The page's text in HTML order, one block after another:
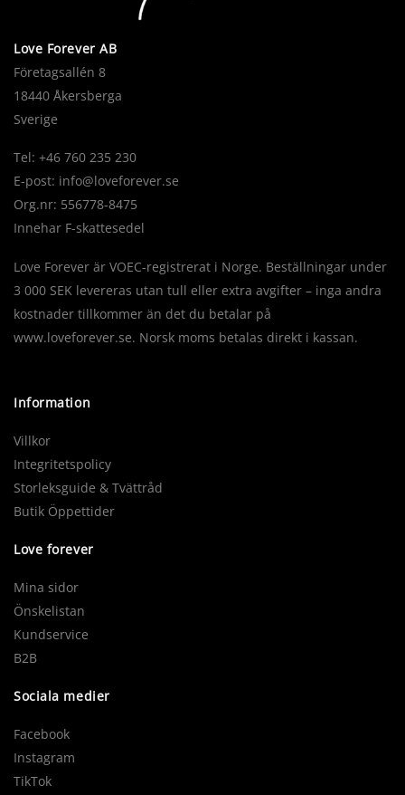
Love Forever AB
Företagsallén 8
18440 Åkersberga
Sverige
Tel: +46 760 235 230
E-post: info@loveforever.se
Org.nr: 556778-8475
Innehar F-skattesedel
Love Forever är VOEC-registrerat i Norge. Beställningar under
3 000 SEK levereras utan tull eller extra avgifter – inga andra
kostnader tillkommer än det du betalar på
www.loveforever.se. Norsk moms betalas direkt i kassan.
Information
Villkor
Integritetspolicy
Storleksguide & Tvättråd
Butik Öppettider
Love forever
Mina sidor
Önskelistan
Kundservice
B2B
Sociala medier
Facebook
Instagram
TikTok